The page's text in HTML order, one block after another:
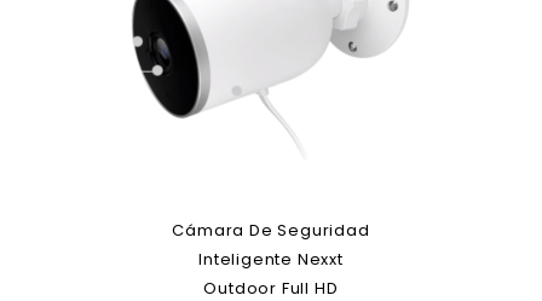
Cámara De Seguridad
Inteligente Nexxt
Outdoor Full HD